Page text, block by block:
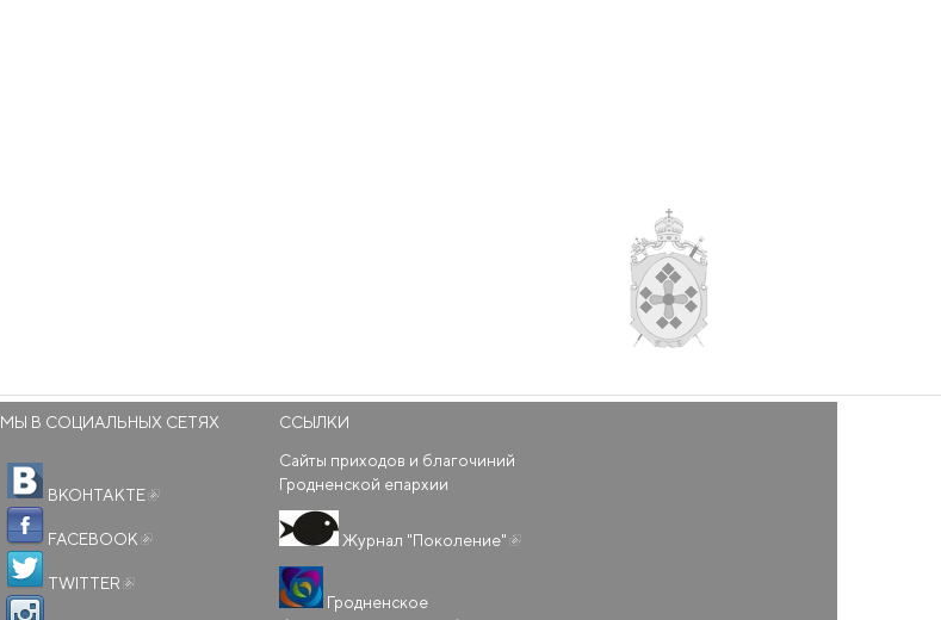
МЫ В СОЦИАЛЬНЫХ СЕТЯХ
ВКОНТАКТЕ
(внешняя ссылка)
FACEBOOK
TWITTER
(внешняя ссылка)
ССЫЛКИ
Сайты приходов и благочиний
Гродненской епархии
Журнал "Поколение"
Гродненское